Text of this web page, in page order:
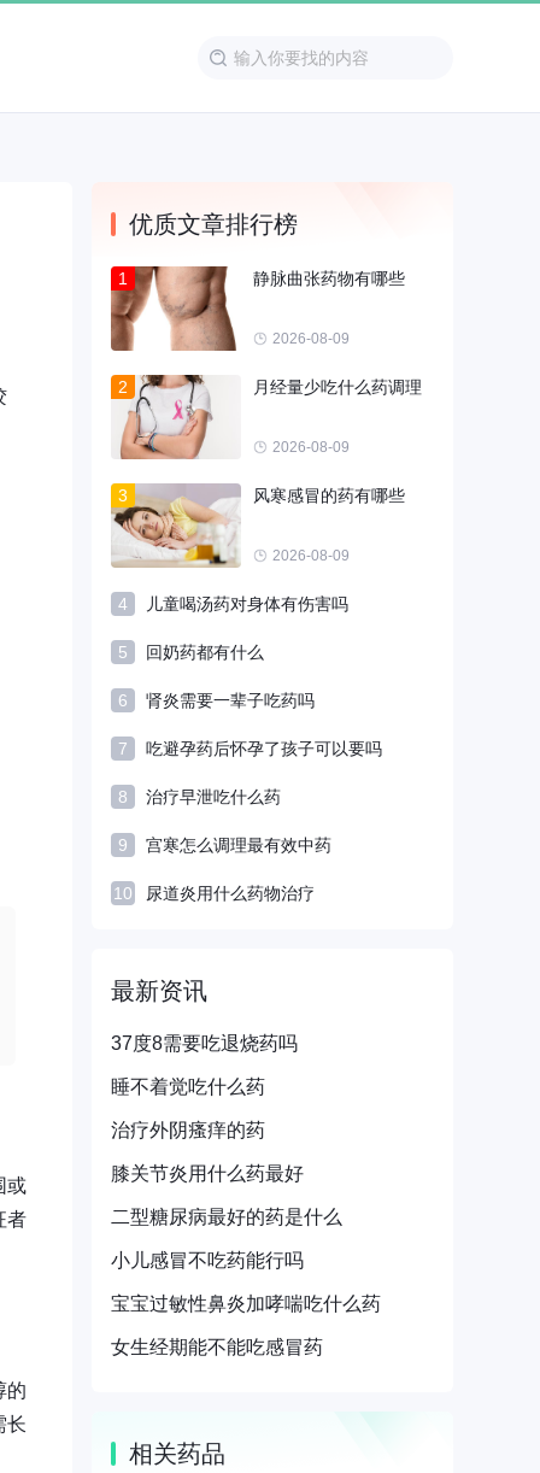
或
者
的
长
优质文章排行榜
1 静脉曲张药物有哪些
2026-08-09
2 月经量少吃什么药调理
2026-08-09
3 风寒感冒的药有哪些
2026-08-09
4 儿童喝汤药对身体有伤害吗
5 回奶药都有什么
6 肾炎需要一辈子吃药吗
7 吃避孕药后怀孕了孩子可以要吗
8 治疗早泄吃什么药
9 宫寒怎么调理最有效中药
10 尿道炎用什么药物治疗
最新资讯
37度8需要吃退烧药吗
睡不着觉吃什么药
治疗外阴瘙痒的药
膝关节炎用什么药最好
二型糖尿病最好的药是什么
小儿感冒不吃药能行吗
宝宝过敏性鼻炎加哮喘吃什么药
女生经期能不能吃感冒药
相关药品